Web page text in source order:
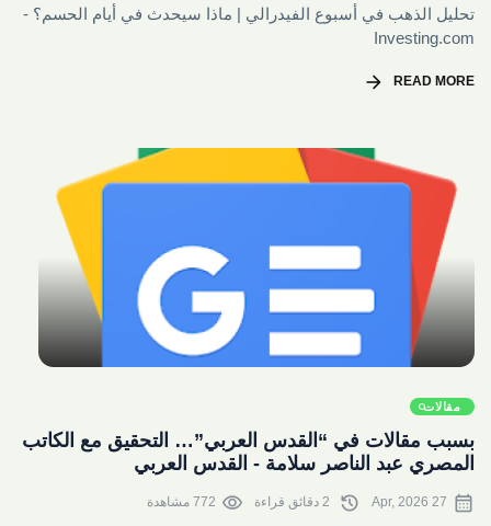
تحليل الذهب في أسبوع الفيدرالي | ماذا سيحدث في أيام الحسم؟ -
Investing.com
READ MORE
arrow_forward
مقالات
بسبب مقالات في “القدس العربي”… التحقيق مع الكاتب
المصري عبد الناصر سلامة - القدس العربي
calendar_month
27 Apr, 2026
history
visibility 772 مشاهدة